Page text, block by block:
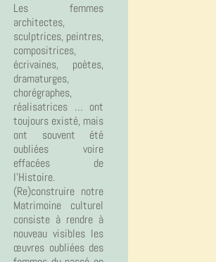
Les femmes
architectes,
sculptrices, peintres,
compositrices,
écrivaines, poètes,
dramaturges,
chorégraphes,
réalisatrices … ont
toujours existé, mais
ont souvent été
oubliées voire
effacées de
l’Histoire.
(Re)construire notre
Matrimoine culturel
consiste à rendre à
nouveau visibles les
œuvres oubliées des